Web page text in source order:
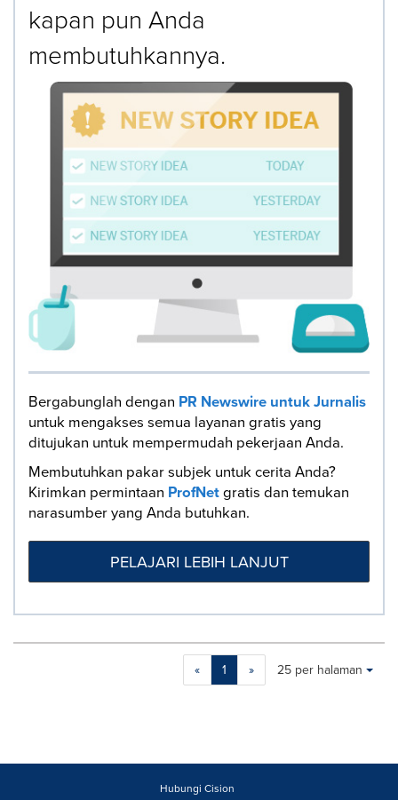
kapan pun Anda
membutuhkannya.
Bergabunglah dengan PR Newswire untuk Jurnalis
untuk mengakses semua layanan gratis yang
ditujukan untuk mempermudah pekerjaan Anda.
Membutuhkan pakar subjek untuk cerita Anda?
Kirimkan permintaan ProfNetgratis dan temukan
narasumber yang Anda butuhkan.
PELAJARI LEBIH LANJUT
« 1 »
Making
a
will
Items per page:
25 per halaman
Hubungi Cision